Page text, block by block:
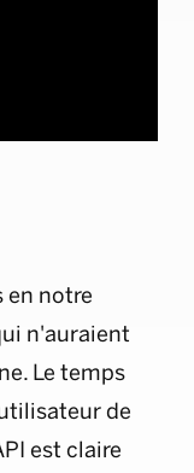
en notre
n'auraient
Le temps
de
est claire